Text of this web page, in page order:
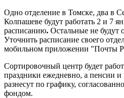
Одно отделение в Томске, два в
Колпашеве будут работать 2 и 7
расписанию. Остальные не будут
Уточнить расписание своего
мобильном приложении "Почты
Сортировочный центр будет
праздники ежедневно, а пенсии
разнесут по графику,
фондом.